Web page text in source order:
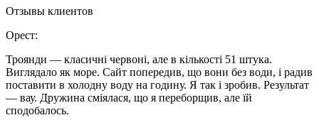
Отзывы клиентов
Орест:
Троянди — класичні червоні, але в кількості 51 штука.
Виглядало як море. Сайт попередив, що вони без води, і радив
поставити в холодну воду на годину. Я так і зробив. Результат
— вау. Дружина сміялася, що я переборщив, але їй
сподобалось.